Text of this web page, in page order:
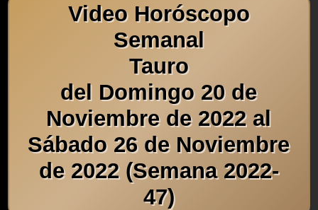
Video Horóscopo
Semanal
Tauro
del Domingo 20 de
Noviembre de 2022 al
Sábado 26 de Noviembre
de 2022 (Semana 2022-
47)